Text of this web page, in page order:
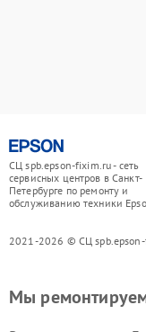
СЦ spb.epson-fixim.ru - сеть
сервисных центров в Санкт-
Петербурге по ремонту и
обслуживанию техники
2021-2026 © СЦ
Мы